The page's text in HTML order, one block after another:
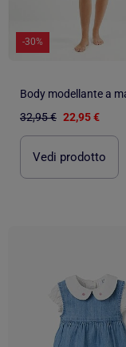
-30%
32,95 € 22,95 €
Vedi prodotto